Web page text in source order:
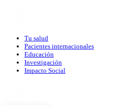
Tu salud
Pacientes internacionales
Educación
Investigación
Impacto Social